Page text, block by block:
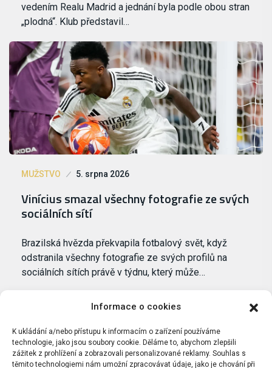
Informace o cookies
K ukládání a/nebo přístupu k informacím o zařízení používáme
technologie, jako jsou soubory cookie. Děláme to, abychom zlepšili
zážitek z prohlížení a zobrazovali personalizované reklamy. Souhlas s
těmito technologiemi nám umožní zpracovávat údaje, jako je chování při
vedením Realu Madrid a jednání byla podle obou stran
„plodná“. Klub představil…
MUŽSTVO 5. srpna 2026
Vinícius smazal všechny fotografie ze svých
sociálních sítí
Brazilská hvězda překvapila fotbalový svět, když
odstranila všechny fotografie ze svých profilů na
sociálních sítích právě v týdnu, který může…